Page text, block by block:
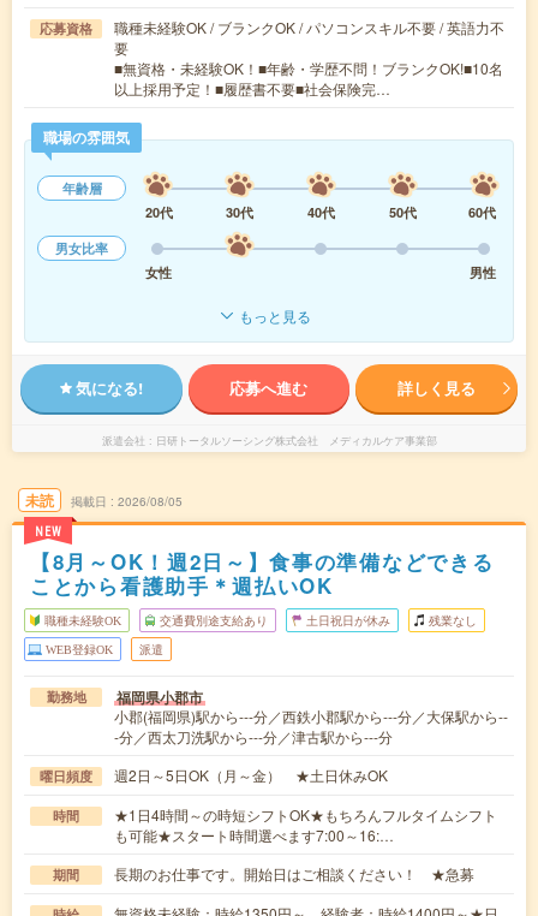
応募資格
職種未経験OK / ブランクOK / パソコンスキル不要 / 英語力不
要
■無資格・未経験OK！■年齢・学歴不問！ブランクOK!■10名
以上採用予定！■履歴書不要■社会保険完…
職場の雰囲気
年齢層
20代
30代 40代 50代
60代
男女比率
女性
男性
もっと見る
気になる! 応募へ進む 詳しく見る
派遣会社 日研トータルソーシング株式会社 メディカルケア事業部
未読
NEW
掲載日 2026/08/05
【8月～OK！週2日～】食事の準備などできる
ことから看護助手＊週払いOK
職種未経験OK 交通費別途支給あり 土日祝日が休み 残業なし
WEB登録OK 派遣
勤務地 福岡県小郡市
小郡(福岡県)駅から---分／西鉄小郡駅から---分／大保駅から--
-分／西太刀洗駅から---分／津古駅から---分
曜日頻度 週2日～5日OK（月～金） ★土日休みOK
時間
★1日4時間～の時短シフトOK★もちろんフルタイムシフト
も可能★スタート時間選べます7:00～16:…
期間 長期のお仕事です。開始日はご相談ください！ ★急募